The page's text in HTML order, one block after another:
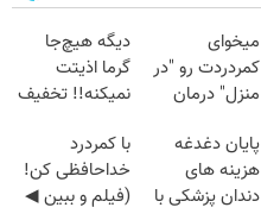
میخوای
کمردردت رو "در
منزل" درمان
◂پرسش‌نامه)
دیگه هیچ‌جا
گرما اذیتت
نمیکنه!! تخفیف
نده
پایان دغدغه
هزینه های
دندان پزشکی با
با کمردرد
خداحافظی کن!
(فیلم و ببین ◀